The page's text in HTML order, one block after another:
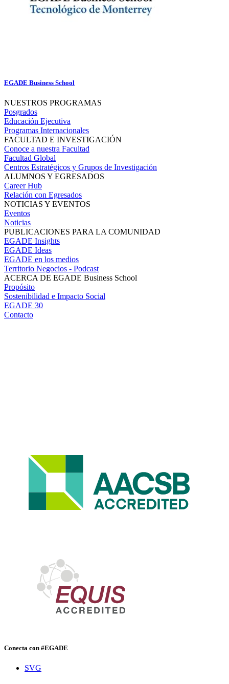
EGADE Business School
NUESTROS PROGRAMAS
Posgrados
Educación Ejecutiva
Programas Internacionales
FACULTAD E INVESTIGACIÓN
Conoce a nuestra Facultad
Facultad Global
Centros Estratégicos y Grupos de Investigación
ALUMNOS Y EGRESADOS
Career Hub
Relación con Egresados
NOTICIAS Y EVENTOS
Eventos
Noticias
PUBLICACIONES PARA LA COMUNIDAD
EGADE Insights
EGADE Ideas
EGADE en los medios
Territorio Negocios - Podcast
ACERCA DE EGADE Business School
Propósito
Sostenibilidad e Impacto Social
EGADE 30
Contacto
Conecta con #EGADE
SVG